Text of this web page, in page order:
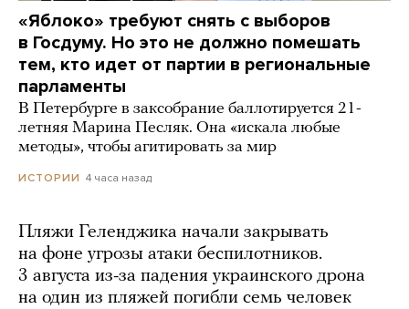
«Яблоко» требуют снять с выборов
в Госдуму. Но это не должно помешать
тем, кто идет от партии в региональные
парламенты
В Петербурге в заксобрание баллотируется 21-
летняя Марина Песляк. Она «искала любые
методы», чтобы агитировать за мир
ИСТОРИИ 4 часа назад
Пляжи Геленджика начали закрывать
на фоне угрозы атаки беспилотников.
3 августа из-за падения украинского дрона
на один из пляжей погибли семь человек